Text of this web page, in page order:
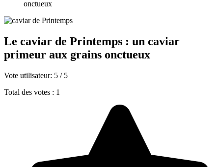
onctueux
Le caviar de Printemps : un caviar
primeur aux grains onctueux
Vote utilisateur: 5 / 5
Total des votes : 1